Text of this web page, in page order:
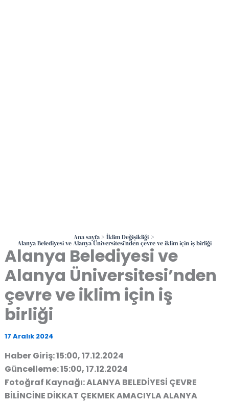
Ana sayfa İklim Değişikliği
Alanya Belediyesi ve Alanya Üniversitesi’nden çevre ve iklim için iş birliği
Alanya Belediyesi ve
Alanya Üniversitesi’nden
çevre ve iklim için iş
birliği
17 Aralık 2024
Haber Giriş: 15:00, 17.12.2024
Güncelleme: 15:00, 17.12.2024
Fotoğraf Kaynağı: ALANYA BELEDİYESİ ÇEVRE
BİLİNCİNE DİKKAT ÇEKMEK AMACIYLA ALANYA